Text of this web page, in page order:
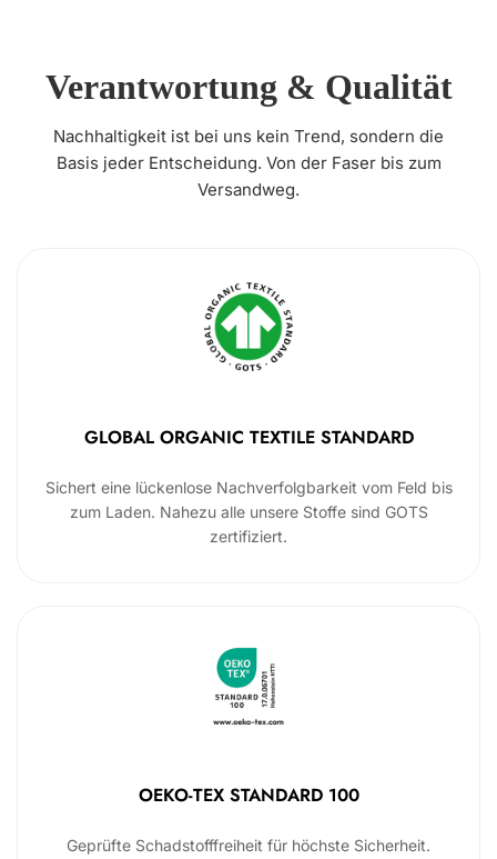
Verantwortung & Qualität
Nachhaltigkeit ist bei uns kein Trend, sondern die
Basis jeder Entscheidung. Von der Faser bis zum
Versandweg.
GLOBAL ORGANIC TEXTILE STANDARD
Sichert eine lückenlose Nachverfolgbarkeit vom Feld bis
zum Laden. Nahezu alle unsere Stoffe sind GOTS
zertifiziert.
OEKO-TEX STANDARD 100
Geprüfte Schadstofffreiheit für höchste Sicherheit.